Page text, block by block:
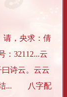
，央求：倩
：32112...云
诗云。云云
结... 八字配